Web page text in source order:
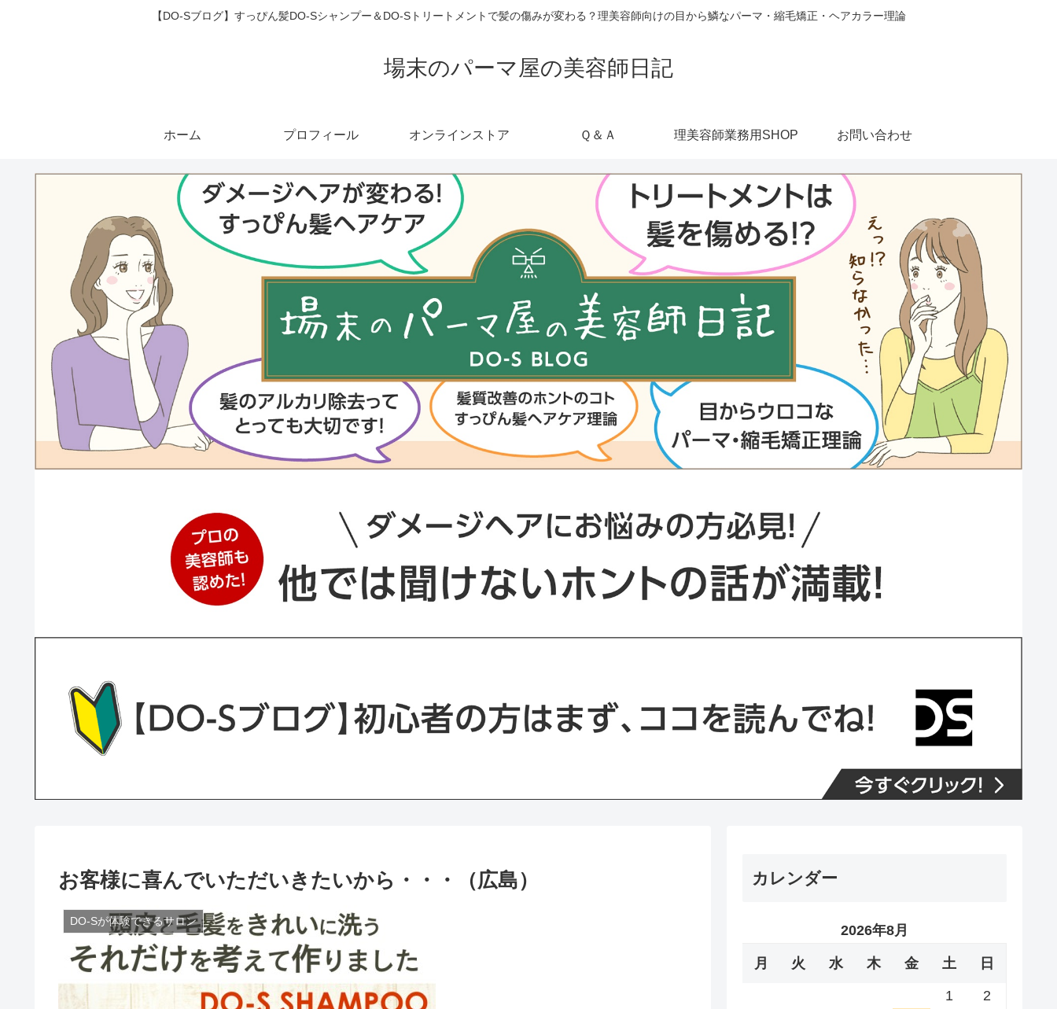
【DO-Sブログ】すっぴん髪DO-Sシャンプー＆DO-Sトリートメントで髪の傷みが変わる？理美容師向けの目から鱗なパーマ・縮毛矯正・ヘアカラー理論
場末のパーマ屋の美容師日記
ホーム プロフィール オンラインストア Ｑ＆Ａ 理美容師業務用SHOP お問い合わせ
お客様に喜んでいただいきたいから・・・（広島）
DO-Sが体験できるサロン
カレンダー
2026年8月
月 火 水 木 金 土 日
1
2